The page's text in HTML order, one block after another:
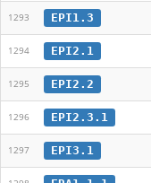
1293 EPI1.3
1294 EPI2.1
1295 EPI2.2
1296 EPI2.3.1
1297 EPI3.1